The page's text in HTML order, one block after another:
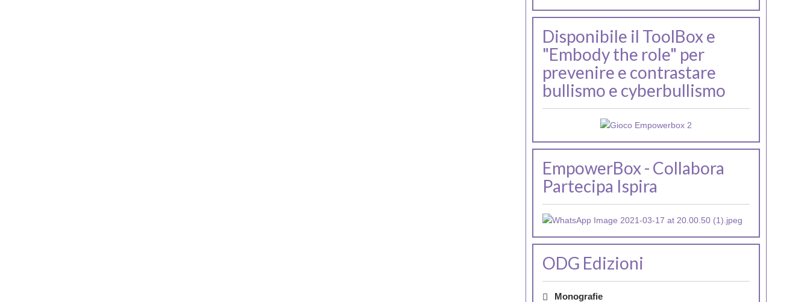
Disponibile il ToolBox e
"Embody the role" per
prevenire e contrastare
bullismo e cyberbullismo
EmpowerBox - Collabora
Partecipa Ispira
ODG Edizioni
Monografie